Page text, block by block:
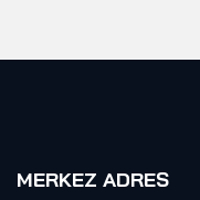
MERKEZ ADRES